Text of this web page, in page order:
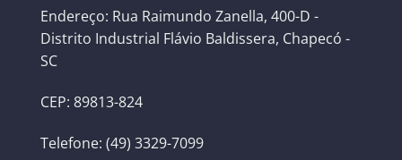
Endereço: Rua Raimundo Zanella, 400-D -
Distrito Industrial Flávio Baldissera, Chapecó -
SC
CEP: 89813-824
Telefone: (49) 3329-7099